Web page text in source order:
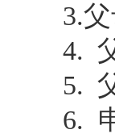
3.
4.
5.
6.